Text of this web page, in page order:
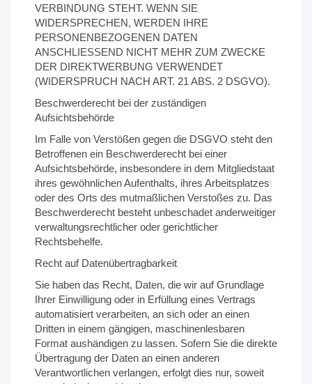
VERBINDUNG STEHT. WENN SIE
WIDERSPRECHEN, WERDEN IHRE
PERSONENBEZOGENEN DATEN
ANSCHLIESSEND NICHT MEHR ZUM ZWECKE
DER DIREKTWERBUNG VERWENDET
(WIDERSPRUCH NACH ART. 21 ABS. 2 DSGVO).
Beschwerderecht bei der zuständigen
Aufsichtsbehörde
Im Falle von Verstößen gegen die DSGVO steht den
Betroffenen ein Beschwerderecht bei einer
Aufsichtsbehörde, insbesondere in dem Mitgliedstaat
ihres gewöhnlichen Aufenthalts, ihres Arbeitsplatzes
oder des Orts des mutmaßlichen Verstoßes zu. Das
Beschwerderecht besteht unbeschadet anderweitiger
verwaltungsrechtlicher oder gerichtlicher
Rechtsbehelfe.
Recht auf Datenübertragbarkeit
Sie haben das Recht, Daten, die wir auf Grundlage
Ihrer Einwilligung oder in Erfüllung eines Vertrags
automatisiert verarbeiten, an sich oder an einen
Dritten in einem gängigen, maschinenlesbaren
Format aushändigen zu lassen. Sofern Sie die direkte
Übertragung der Daten an einen anderen
Verantwortlichen verlangen, erfolgt dies nur, soweit